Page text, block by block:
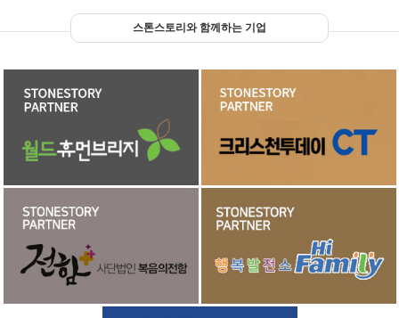
스톤스토리와 함께하는 기업